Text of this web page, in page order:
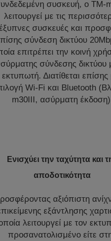
συσκευή, ο TM-
λειτουργεί με τις
συσκευές και
σύνδεση δικτύου
επιτρέπει την κοινή
σύνδεσης δικτύου
εκτυπωτή. Διατίθεται επίσης
Wi-Fi και Bluetooth
m30III, ασύρματη
Ενισχύει την ταχύτητα και
αποδοτικότητα
αξιόπιστη
εξάντλησης
λειτουργεί με τον
προσανατολισμένο είτε